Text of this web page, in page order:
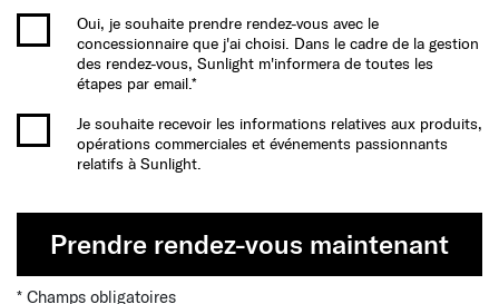
Oui, je souhaite prendre rendez-vous avec le
concessionnaire que j'ai choisi. Dans le cadre de la gestion
des rendez-vous, Sunlight m'informera de toutes les
étapes par email.*
Je souhaite recevoir les informations relatives aux produits,
opérations commerciales et événements passionnants
relatifs à Sunlight.
Prendre rendez-vous maintenant
* Champs obligatoires